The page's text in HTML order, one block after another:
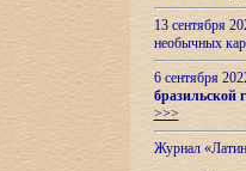
13 сентября
необычных
6 сентября
бразильской
>>>
Журнал